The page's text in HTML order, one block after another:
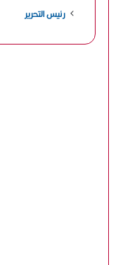
رئيس التحرير